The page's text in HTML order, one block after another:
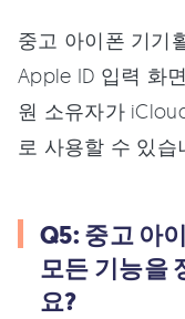
중고 아이폰 기기
Apple ID 입력 화
원 소유자가
로 사용할 수 있습
Q5: 중고 아
모든 기능을
요?